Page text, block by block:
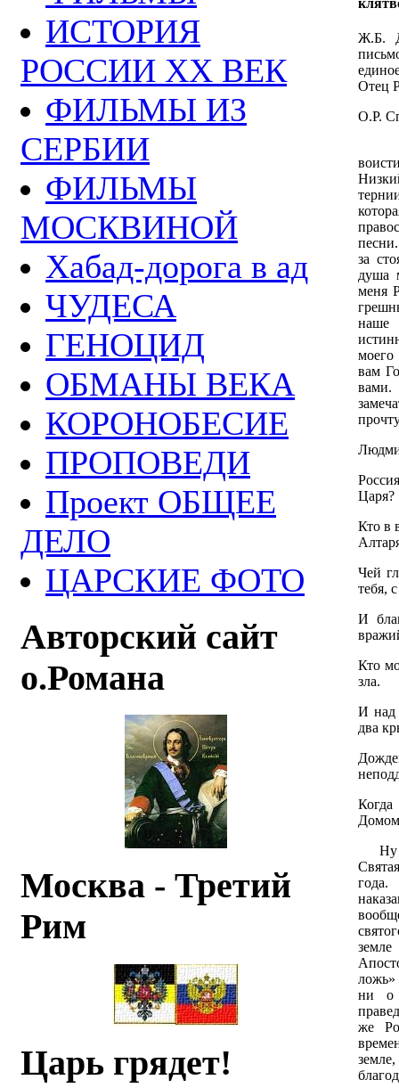
ИСТОРИЯ
РОССИИ ХХ ВЕК
ФИЛЬМЫ ИЗ
СЕРБИИ
ФИЛЬМЫ
МОСКВИНОЙ
Хабад-дорога в ад
ЧУДЕСА
ГЕНОЦИД
ОБМАНЫ ВЕКА
КОРОНОБЕСИЕ
ПРОПОВЕДИ
Проект ОБЩЕЕ
ДЕЛО
ЦАРСКИЕ ФОТО
Авторский сайт
о.Романа
Москва - Третий
Рим
Царь грядет!
Ж.Б.
Отец
О.Р.
за
душа
меня
наше
вам
вами.
Царя?
Кто в
Чей
тебя,
И
Кто
зла.
И над
два
Ну
ложь»
ни о
же